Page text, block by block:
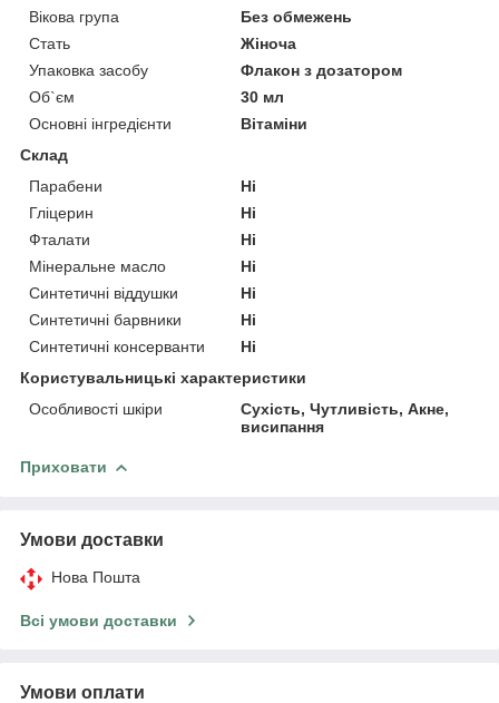
Вікова група
Без обмежень
Стать
Жіноча
Упаковка засобу
Флакон з дозатором
Об`єм
30 мл
Основні інгредієнти
Вітаміни
Склад
Парабени
Ні
Гліцерин
Ні
Фталати
Ні
Мінеральне масло
Ні
Синтетичні віддушки
Ні
Синтетичні барвники
Ні
Синтетичні консерванти
Ні
Користувальницькі характеристики
Особливості шкіри
Сухість, Чутливість, Акне,
висипання
Приховати
Умови доставки
Нова Пошта
Всі умови доставки
Умови оплати